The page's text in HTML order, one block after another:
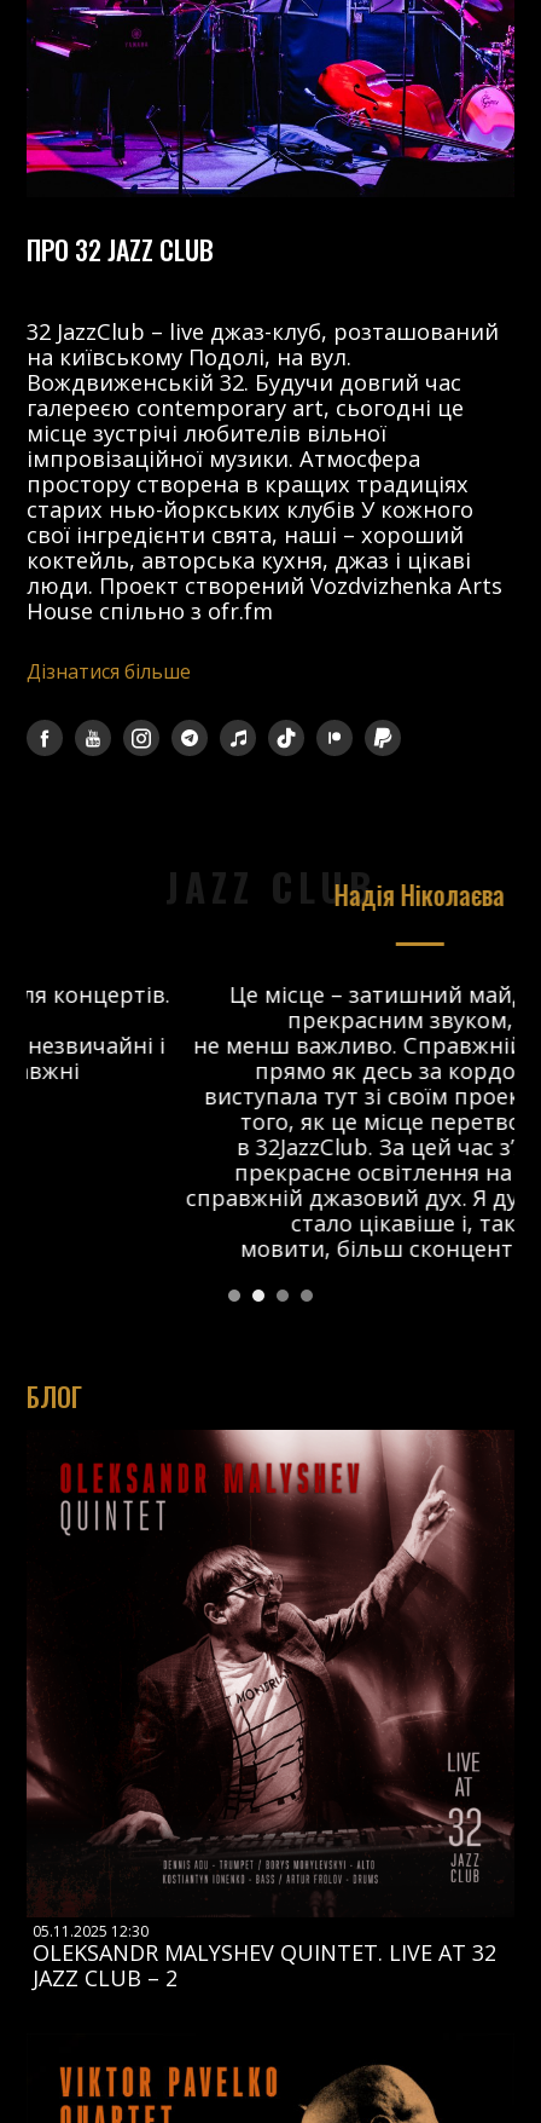
ПРО 32 JAZZ CLUB
32 JazzClub – live джаз-клуб, розташований
на київському Подолі, на вул.
Вождвиженській 32. Будучи довгий час
галереєю contemporary art, сьогодні це
місце зустрічі любителів вільної
імпровізаційної музики. Атмосфера
простору створена в кращих традиціях
старих нью-йоркських клубів У кожного
свої інгредієнти свята, наші – хороший
коктейль, авторська кухня, джаз і цікаві
люди. Проект створений Vozdvizhenka Arts
House спільно з ofr.fm
Дізнатися більше
JAZZ CLUB
Надія Ніколаєва
Це місце – затишний майданчик з
прекрасним звуком, що
не менш важливо. Справжній джаз-клуб,
прямо як десь за кордоном. Я
виступала тут зі своїм проектом ще до
того, як це місце перетворилося
в 32JazzClub. За цей час з’явилося
прекрасне освітлення на сцені та
справжній джазовий дух. Я думаю, що тут
стало цікавіше і, так би
мовити, більш сконцентровано.
БЛОГ
05.11.2025 12:30
OLEKSANDR MALYSHEV QUINTET. LIVE AT 32
JAZZ CLUB – 2